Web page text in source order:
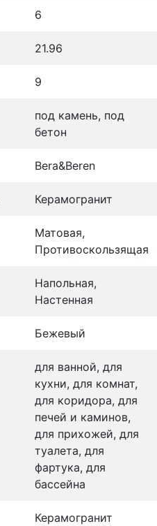
6
21.96
9
под камень, под
бетон
Bera&Beren
Керамогранит
Матовая,
Противоскользящая
Напольная,
Настенная
Бежевый
для ванной, для
кухни, для комнат,
для коридора, для
печей и каминов,
для прихожей, для
туалета, для
фартука, для
бассейна
Керамогранит